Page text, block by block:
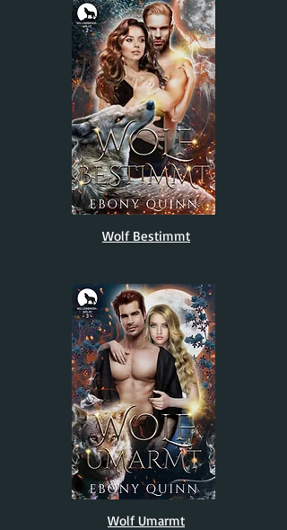
Wolf Bestimmt
Wolf Umarmt